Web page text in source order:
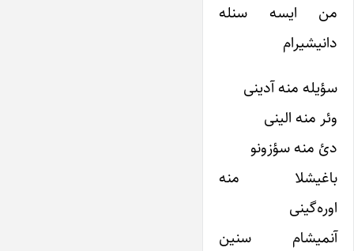
من ایسه سنله
دانیشیرام
سؤیله منه آدینی
وئر منه الینی
دئ منه سؤزونو
باغیشلا منه
اوره‌گینی
آنمیشام سنین